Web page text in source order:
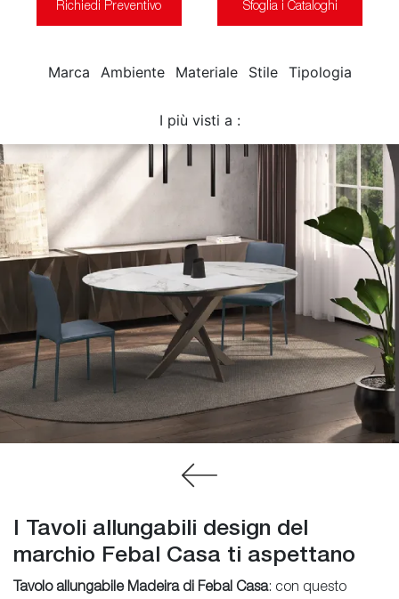
Richiedi Preventivo Sfoglia i Cataloghi
Marca Ambiente Materiale Stile Tipologia
I più visti a :
I Tavoli allungabili design del
marchio Febal Casa ti aspettano
Tavolo allungabile Madeira di Febal Casa: con questo